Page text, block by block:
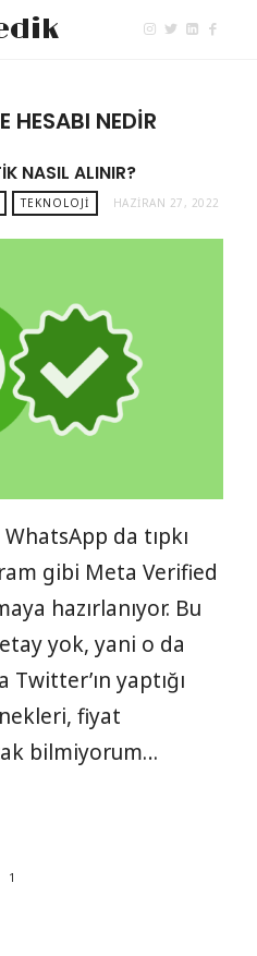
HESABI NEDIR
NASIL ALINIR?
TEKNOLOJI HAZIRAN 27, 2022
da tıpkı
gibi Meta Verified
hazırlanıyor. Bu
yok, yani o da
yaptığı
fiyat
bilmiyorum…
1